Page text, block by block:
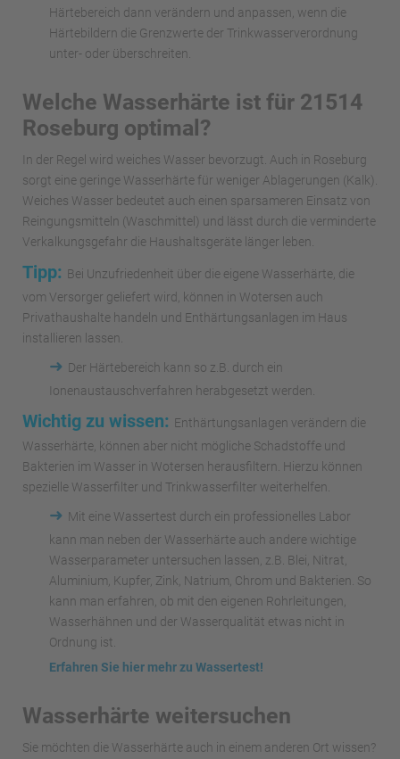
Härtebereich dann verändern und anpassen, wenn die
Härtebildern die Grenzwerte der Trinkwasserverordnung
unter- oder überschreiten.
Welche Wasserhärte ist für 21514
Roseburg optimal?
In der Regel wird weiches Wasser bevorzugt. Auch in Roseburg
sorgt eine geringe Wasserhärte für weniger Ablagerungen (Kalk).
Weiches Wasser bedeutet auch einen sparsameren Einsatz von
Reingungsmitteln (Waschmittel) und lässt durch die verminderte
Verkalkungsgefahr die Haushaltsgeräte länger leben.
Tipp: Bei Unzufriedenheit über die eigene Wasserhärte, die
vom Versorger geliefert wird, können in Wotersen auch
Privathaushalte handeln und Enthärtungsanlagen im Haus
installieren lassen.
➜ Der Härtebereich kann so z.B. durch ein
Ionenaustauschverfahren herabgesetzt werden.
Wichtig zu wissen: Enthärtungsanlagen verändern die
Wasserhärte, können aber nicht mögliche Schadstoffe und
Bakterien im Wasser in Wotersen herausfiltern. Hierzu können
spezielle Wasserfilter und Trinkwasserfilter weiterhelfen.
➜ Mit eine Wassertest durch ein professionelles Labor
kann man neben der Wasserhärte auch andere wichtige
Wasserparameter untersuchen lassen, z.B. Blei, Nitrat,
Aluminium, Kupfer, Zink, Natrium, Chrom und Bakterien. So
kann man erfahren, ob mit den eigenen Rohrleitungen,
Wasserhähnen und der Wasserqualität etwas nicht in
Ordnung ist.
Erfahren Sie hier mehr zu Wassertest!
Wasserhärte weitersuchen
Sie möchten die Wasserhärte auch in einem anderen Ort wissen?